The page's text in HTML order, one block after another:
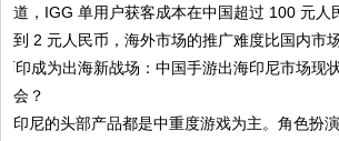
道，IGG 单用户获客成本在中国超过 100 元人
到 2 元人民币，海外市场的推广难度比国内市
印尼的头部产品都是中重度游戏为主。角色扮